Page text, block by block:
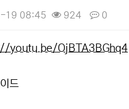
19 08:45 924 0
youtu.be/OjBTA3BGhq4
드